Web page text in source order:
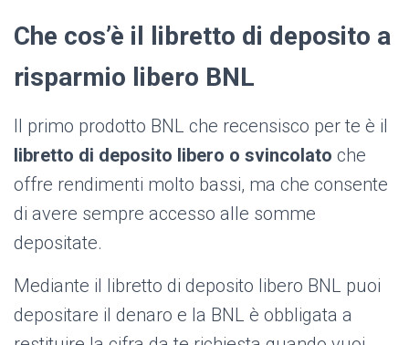
Che cos’è il libretto di deposito a
risparmio libero BNL
Il primo prodotto BNL che recensisco per te è il
libretto di deposito libero o svincolato che
offre rendimenti molto bassi, ma che consente
di avere sempre accesso alle somme
depositate.
Mediante il libretto di deposito libero BNL puoi
depositare il denaro e la BNL è obbligata a